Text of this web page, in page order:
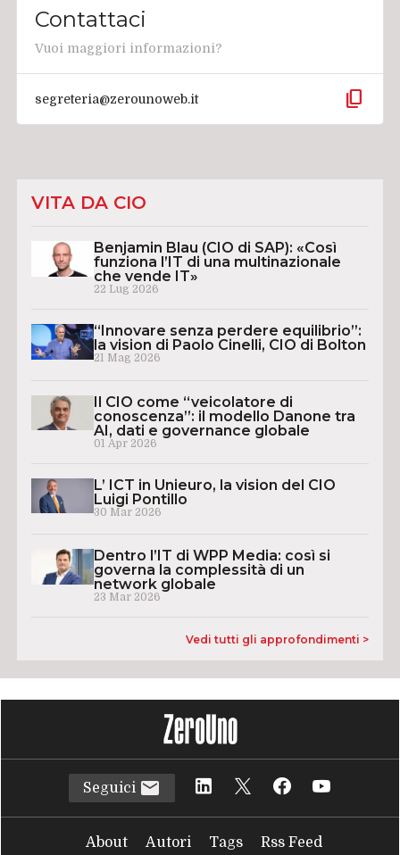
Contattaci
Vuoi maggiori informazioni?
segreteria@zerounoweb.it content_copy
VITA DA CIO
Benjamin Blau (CIO di SAP): «Così
funziona l’IT di una multinazionale
che vende IT»
22 Lug 2026
“Innovare senza perdere equilibrio”:
la vision di Paolo Cinelli, CIO di Bolton
21 Mag 2026
Il CIO come “veicolatore di
conoscenza”: il modello Danone tra
AI, dati e governance globale
01 Apr 2026
L’ ICT in Unieuro, la vision del CIO
Luigi Pontillo
30 Mar 2026
Dentro l’IT di WPP Media: così si
governa la complessità di un
network globale
23 Mar 2026
Vedi tutti gli approfondimenti >
Seguici
About Autori Tags
Rss Feed